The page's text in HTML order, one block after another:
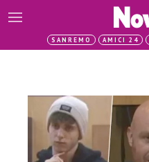
SANREMO AMICI 24